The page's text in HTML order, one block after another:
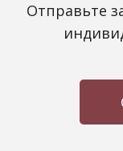
Отправьте